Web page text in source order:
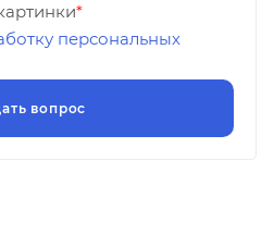
*
персональных